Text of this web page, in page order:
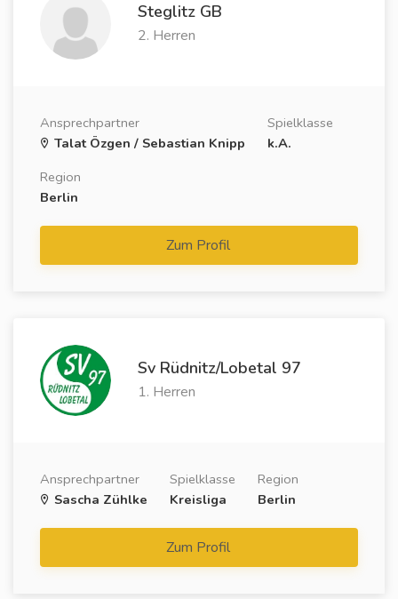
Steglitz GB
2. Herren
Ansprechpartner
Talat Özgen / Sebastian Knipp
Spielklasse
k.A.
Region
Berlin
Zum Profil
Sv Rüdnitz/Lobetal 97
1. Herren
Ansprechpartner
Sascha Zühlke
Spielklasse
Kreisliga
Region
Berlin
Zum Profil